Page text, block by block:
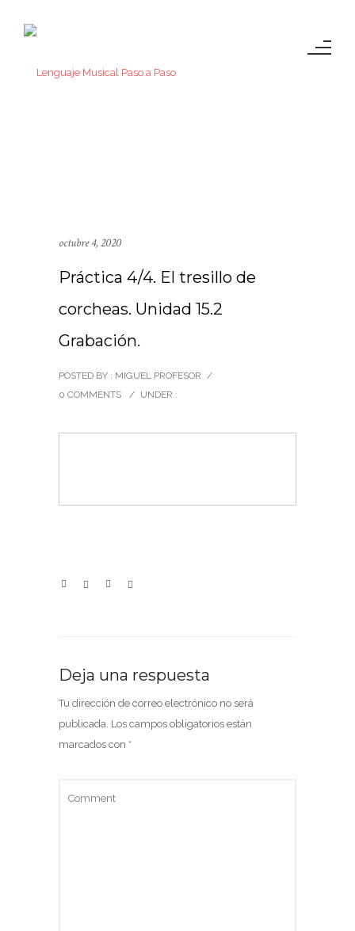
octubre 4, 2020
Práctica 4/4. El tresillo de
corcheas. Unidad 15.2
Grabación.
POSTED BY : MIGUEL PROFESOR /
0 COMMENTS
/ UNDER :
Deja una respuesta
Tu dirección de correo electrónico no será
publicada. Los campos obligatorios están
marcados con *